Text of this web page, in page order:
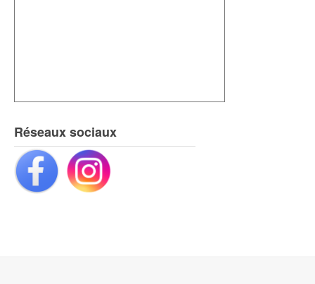
Réseaux sociaux